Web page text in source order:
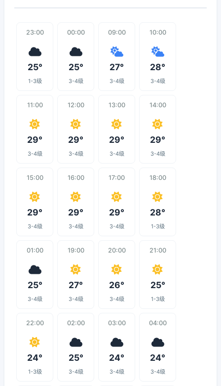
23:00
25°
1-3级
00:00
25°
3-4级
09:00
27°
3-4级
10:00
28°
3-4级
11:00
29°
3-4级
12:00
29°
3-4级
13:00
29°
3-4级
14:00
29°
3-4级
15:00
29°
3-4级
16:00
29°
3-4级
17:00
29°
3-4级
18:00
28°
1-3级
01:00
25°
3-4级
19:00
27°
3-4级
20:00
26°
3-4级
21:00
25°
1-3级
22:00
24°
1-3级
02:00
25°
3-4级
03:00
24°
3-4级
04:00
24°
3-4级